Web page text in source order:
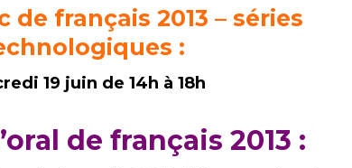
de français 2013 – séries
:
19 juin de 14h à 18h
de français 2013 :